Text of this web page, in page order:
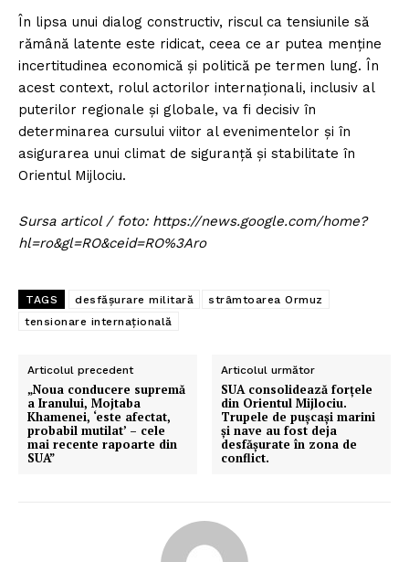
În lipsa unui dialog constructiv, riscul ca tensiunile să
rămână latente este ridicat, ceea ce ar putea menține
incertitudinea economică și politică pe termen lung. În
acest context, rolul actorilor internaționali, inclusiv al
puterilor regionale și globale, va fi decisiv în
determinarea cursului viitor al evenimentelor și în
asigurarea unui climat de siguranță și stabilitate în
Orientul Mijlociu.
Sursa articol / foto: https://news.google.com/home?
hl=ro&gl=RO&ceid=RO%3Aro
TAGS desfășurare militară
strâmtoarea Ormuz
tensionare internațională
Articolul precedent
„Noua conducere supremă
a Iranului, Mojtaba
Khamenei, ‘este afectat,
probabil mutilat’ – cele
mai recente rapoarte din
SUA”
Articolul următor
SUA consolidează forțele
din Orientul Mijlociu.
Trupele de pușcași marini
și nave au fost deja
desfășurate în zona de
conflict.